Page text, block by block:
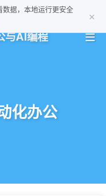
据，本地运行更安全
×
与AI编程
化办公